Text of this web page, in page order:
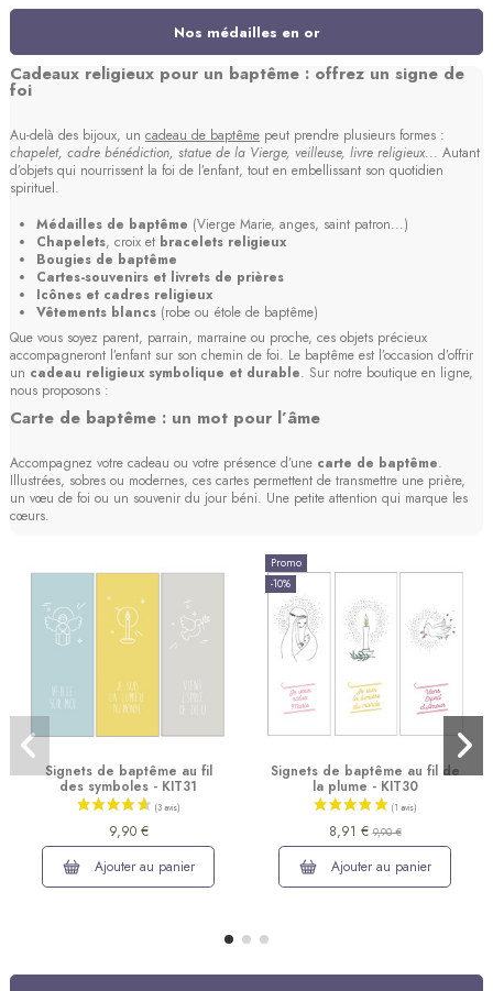
Nos médailles en or
Cadeaux religieux pour un baptême : offrez un signe de
foi
Au-delà des bijoux, un cadeau de baptême peut prendre plusieurs formes :
chapelet, cadre bénédiction, statue de la Vierge, veilleuse, livre religieux... Autant
d’objets qui nourrissent la foi de l’enfant, tout en embellissant son quotidien
spirituel.
Médailles de baptême (Vierge Marie, anges, saint patron...)
Chapelets, croix et bracelets religieux
Bougies de baptême
Cartes-souvenirs et livrets de prières
Icônes et cadres religieux
Vêtements blancs (robe ou étole de baptême)
Que vous soyez parent, parrain, marraine ou proche, ces objets précieux
accompagneront l’enfant sur son chemin de foi. Le baptême est l’occasion d’offrir
un cadeau religieux symbolique et durable. Sur notre boutique en ligne,
nous proposons :
Carte de baptême : un mot pour l’âme
Accompagnez votre cadeau ou votre présence d’une carte de baptême.
Illustrées, sobres ou modernes, ces cartes permettent de transmettre une prière,
un vœu de foi ou un souvenir du jour béni. Une petite attention qui marque les
cœurs.
Signets de baptême au fil
des symboles - KIT31
9,90 €
Ajouter au panier
Promo
-10%
Signets de baptême au fil de
la plume - KIT30
8,91 €9,90 €
Ajouter au panier